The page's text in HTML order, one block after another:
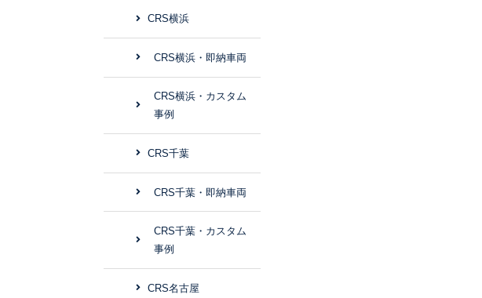
CRS横浜
CRS横浜・即納車両
CRS横浜・カスタム
事例
CRS千葉
CRS千葉・即納車両
CRS千葉・カスタム
事例
CRS名古屋